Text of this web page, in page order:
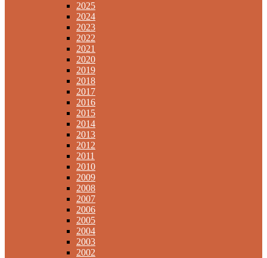
2025
2024
2023
2022
2021
2020
2019
2018
2017
2016
2015
2014
2013
2012
2011
2010
2009
2008
2007
2006
2005
2004
2003
2002